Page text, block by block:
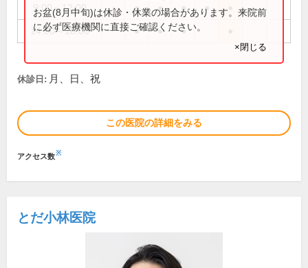
9:00～12:00 ● ● ● ●
14:00～18:00 ● ● ●
お盆(8月中旬)は休診・休業の場合があります。来院前
に必ず医療機関に直接ご確認ください。
×閉じる
休診日: 月、日、祝
この医院の詳細をみる
アクセス数※
とだ小林医院